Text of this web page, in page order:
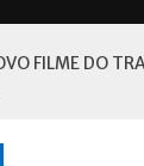
FILME DO